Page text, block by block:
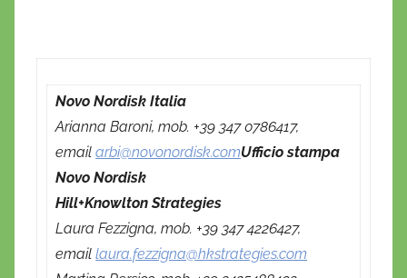
Novo Nordisk Italia
Arianna Baroni, mob. +39 347 0786417,
emailarbi@novonordisk.comUfficio stampa
Novo Nordisk
Hill+Knowlton Strategies
Laura Fezzigna, mob. +39 347 4226427,
emaillaura.fezzigna@hkstrategies.com